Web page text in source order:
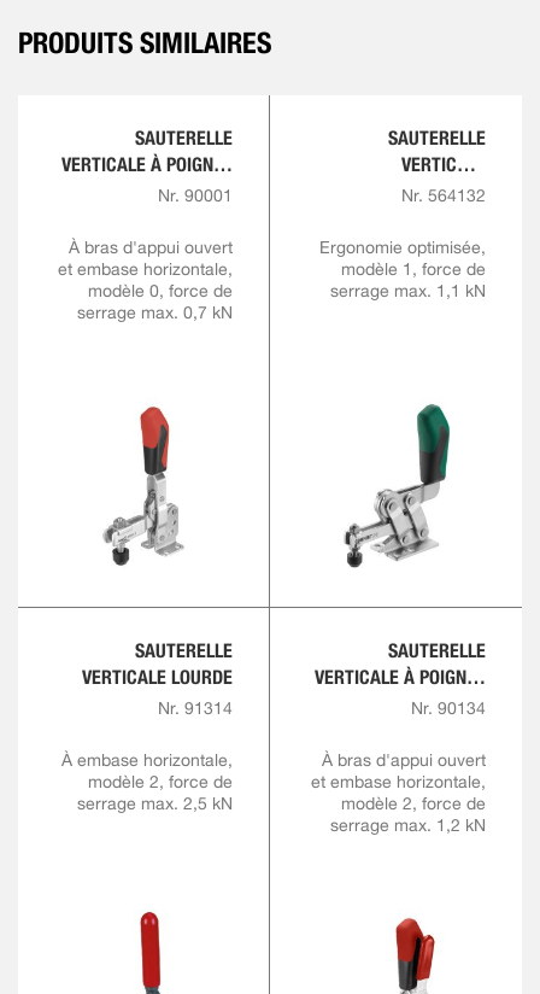
PRODUITS SIMILAIRES
SAUTERELLE
VERTICALE À POIGNÉE
ROUGE
Nr. 90001
À bras d'appui ouvert
et embase horizontale,
modèle 0, force de
serrage max. 0,7 kN
SAUTERELLE
VERTICALE
COMFORTLINE
Nr. 564132
Ergonomie optimisée,
modèle 1, force de
serrage max. 1,1 kN
SAUTERELLE
VERTICALE LOURDE
Nr. 91314
À embase horizontale,
modèle 2, force de
serrage max. 2,5 kN
SAUTERELLE
VERTICALE À POIGNÉE
ROUGE AVEC
SÉCURITÉ
Nr. 90134
À bras d'appui ouvert
et embase horizontale,
modèle 2, force de
serrage max. 1,2 kN